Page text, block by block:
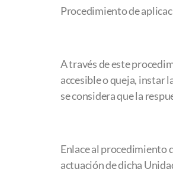
Procedimiento de
A través de este
accesible o queja, instar
se considera que la
Enlace al procedimiento
actuación de dicha